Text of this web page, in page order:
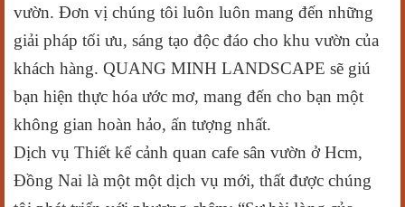
vườn. Đơn vị chúng tôi luôn luôn mang đến những
giải pháp tối ưu, sáng tạo độc đáo cho khu vườn của
khách hàng. QUANG MINH LANDSCAPE sẽ giú
bạn hiện thực hóa ước mơ, mang đến cho bạn một
không gian hoàn hảo, ấn tượng nhất.
Dịch vụ Thiết kế cảnh quan cafe sân vườn ở Hcm,
Đồng Nai là một một dịch vụ mới, thất được chúng